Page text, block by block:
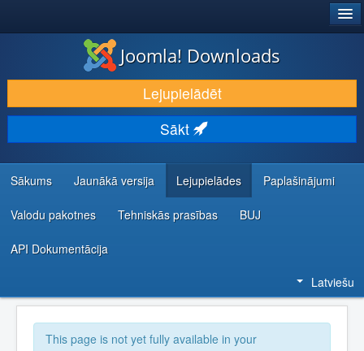
LEJUPIELĀDĒT UN PAPLAŠINĀT
ATKLĀJ UN IEMĀCIES
KOPIENA UN ATBALSTS
IZSTRĀDĀTĀJU RESURSI
Joomla! Downloads
Lejupielādēt
Sākt
Sākums Jaunākā versija Lejupielādes Paplašinājumi
Valodu pakotnes Tehniskās prasības BUJ
API Dokumentācija
Latviešu
This page is not yet fully available in your